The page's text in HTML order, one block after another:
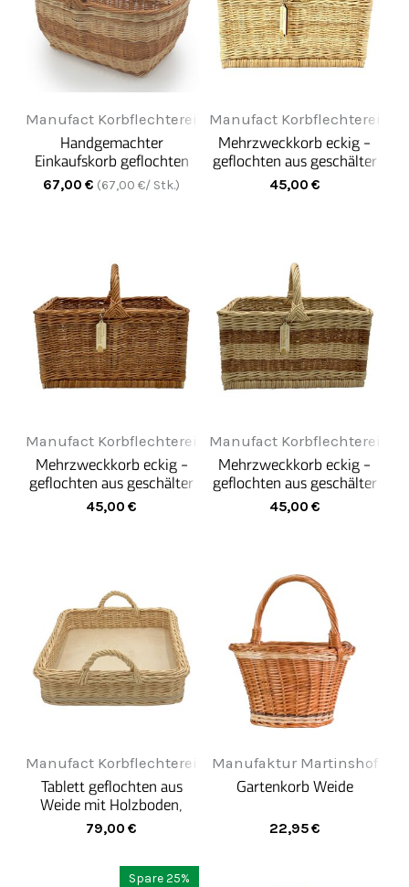
Manufact Korbflechterei
Handgemachter
Einkaufskorb geflochten
aus Weide „Martin" -
67,00 € (67,00 €/ Stk.)
Manufact Korbflechterei
Mehrzweckkorb eckig -
geflochten aus geschälter
Korbweide natur hell -
creme
45,00 €
Manufact Korbflechterei
Mehrzweckkorb eckig -
geflochten aus geschälter
Korbweide rot gesotten -
braun
45,00 €
Manufact Korbflechterei
Mehrzweckkorb eckig -
geflochten aus geschälter
Korbweide natur hell/rot
gesotten - creme/braun
45,00 €
Manufact Korbflechterei
Tablett geflochten aus
Weide mit Holzboden,
groß - Creme
79,00 €
Manufaktur Martinshof
Gartenkorb Weide
22,95€
Spare 25%